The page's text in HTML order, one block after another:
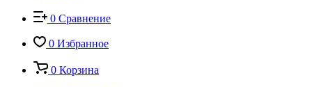
0 Сравнение
0 Избранное
0 Корзина